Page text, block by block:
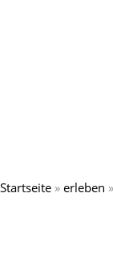
Startseite » erleben »